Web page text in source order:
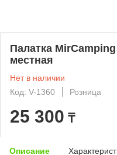
Палатка
местная
Нет в наличии
Код: V-1360
Розница
25 300 ₸
Описание